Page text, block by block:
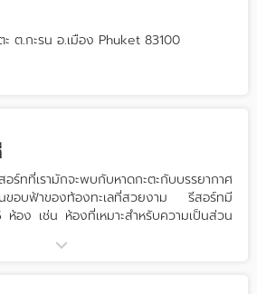
ะ ต.กะรน อ.เมือง Phuket 83100
ที่เรามักจะพบกับหาดกะตะกับบรรยากาศ
นขอบฟ้าของท้องทะเลที่สวยงาม รีสอร์ทมี
อง เช่น ห้องที่เหมาะสำหรับความเป็นส่วน
มเย็นๆในขณะที่คุณเข้า Beyond Kata is